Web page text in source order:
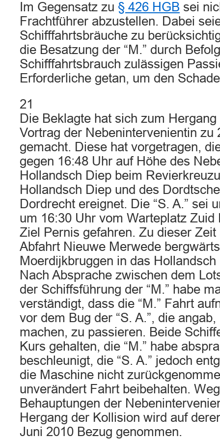
Im Gegensatz zu § 426 HGB sei
Frachtführer abzustellen. Dabei
Schifffahrtsbräuche zu
die Besatzung der “M.” durch
Schifffahrtsbrauch zulässigen
Erforderliche getan, um den
21
Die Beklagte hat sich zum
Vortrag der Nebenintervenientin zu
gemacht. Diese hat vorgetragen,
gegen 16:48 Uhr auf Höhe des
Hollandsch Diep beim
Hollandsch Diep und des
Dordrecht ereignet. Die “S. A.” sei
um 16:30 Uhr vom Warteplatz
Ziel Pernis gefahren. Zu dieser Zeit
Abfahrt Nieuwe Merwede
Moerdijkbruggen in das
Nach Absprache zwischen dem
der Schiffsführung der “M.” habe
verständigt, dass die “M.” Fahrt
vor dem Bug der “S. A.”, die
machen, zu passieren. Beide
Kurs gehalten, die “M.” habe
beschleunigt, die “S. A.” jedoch
die Maschine nicht
unverändert Fahrt beibehalten.
Behauptungen der
Hergang der Kollision wird auf
Juni 2010 Bezug genommen.